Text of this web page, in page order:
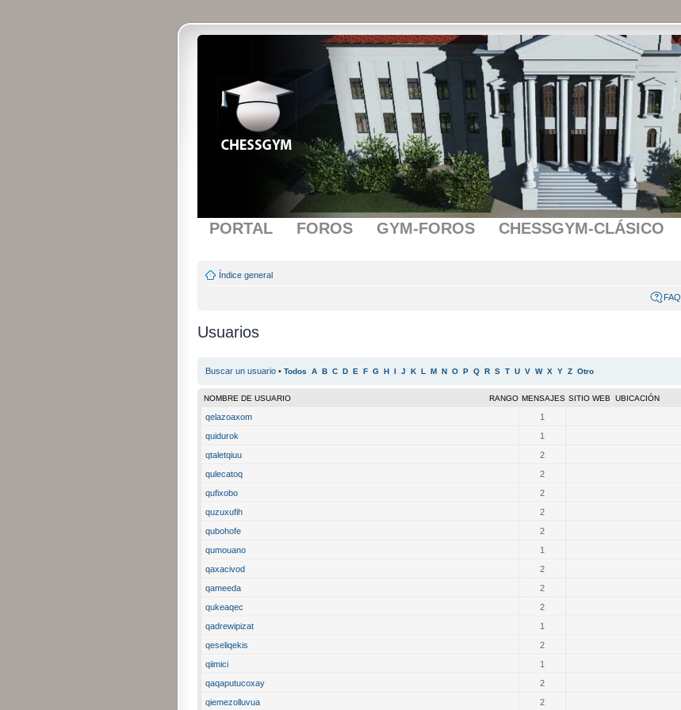
PORTAL FOROS GYM-FOROS CHESSGYM-CLÁSICO
Índice general
FAQ
Usuarios
Buscar un usuario • Todos A B C D E F G H I J K L M N O P Q R S T U V W X Y Z Otro
RANGO
NOMBRE DE USUARIO MENSAJES SITIO WEB UBICACIÓN
qelazoaxom 1
quidurok
1
qtaletqiuu
2
qulecatoq
2
qufixobo
2
quzuxufih
2
qubohofe
2
qumouano
1
qaxacivod
2
qameeda
2
qukeaqec
2
qadrewipizat
1
qeseliqekis
2
qiimici
1
qaqaputucoxay
2
qiemezolluvua
2